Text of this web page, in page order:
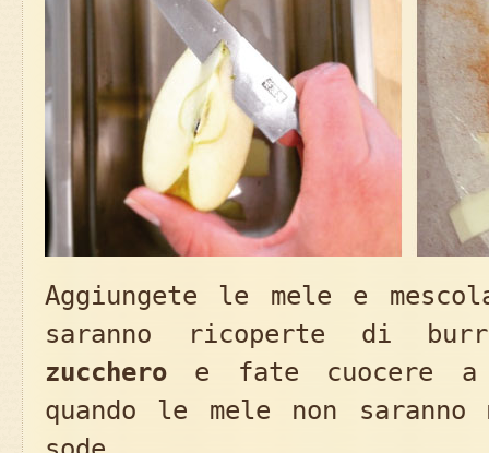
Aggiungete le mele e
saranno ricoperte di
zucchero e fate cuocere a
quando le mele non saranno